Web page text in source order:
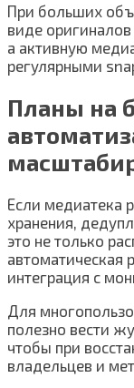
При больших
виде
а активную
регулярными
Планы на
Если медиатека
хранения,
это не только
автоматическая
интеграция с
Для
полезно вести
чтобы при
владельцев и